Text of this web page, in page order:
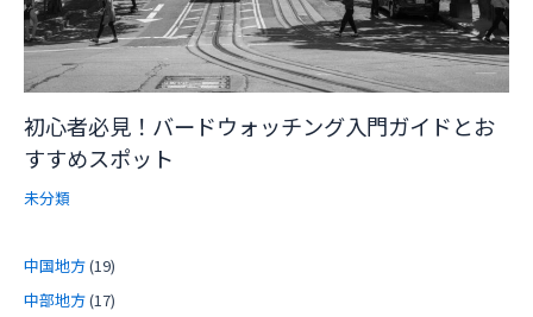
初心者必見！バードウォッチング入門ガイドとお
すすめスポット
未分類
中国地方(19)
中部地方(17)